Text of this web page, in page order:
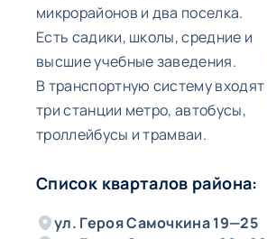
микрорайонов и два поселка.
Есть садики, школы, средние и
высшие учебные заведения.
В транспортную систему входят
три станции метро, автобусы,
троллейбусы и трамваи.
Список кварталов района:
ул. Героя Самочкина 19—25